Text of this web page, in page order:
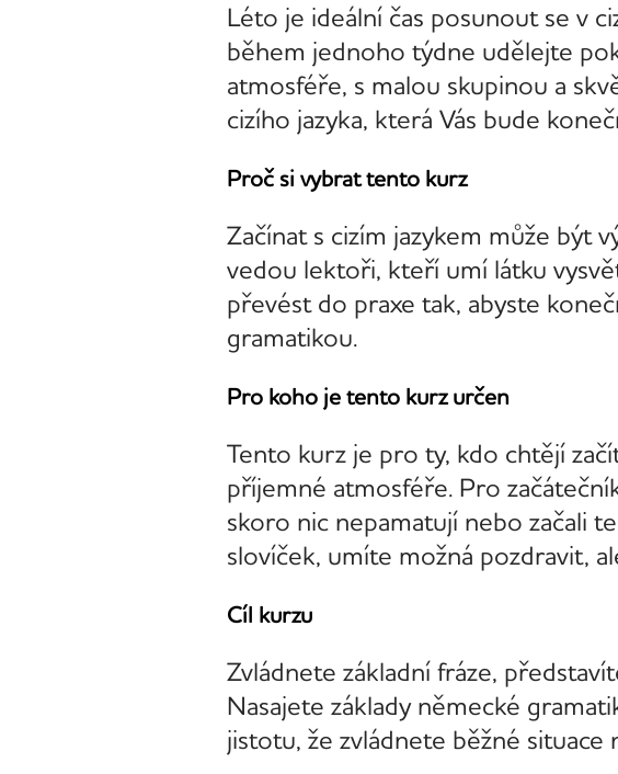
Léto je ideální čas posunout se v
během jednoho týdne udělejte
atmosféře, s malou skupinou a
cizího jazyka, která Vás bude
Proč si vybrat tento kurz
Začínat s cizím jazykem může být
vedou lektoři, kteří umí látku
převést do praxe tak, abyste
gramatikou.
Pro koho je tento kurz určen
Tento kurz je pro ty, kdo chtějí
příjemné atmosféře. Pro
skoro nic nepamatují nebo začali
slovíček, umíte možná pozdravit,
Cíl kurzu
Zvládnete základní fráze,
Nasajete základy německé
jistotu, že zvládnete běžné